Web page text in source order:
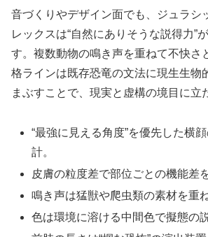
音づくりやデザイン面でも、ジュラシ
レックスは“自然にありそうな説得力”
す。複数動物の鳴き声を重ねて不快さ
格ラインは既存恐竜の文法に現生生物
まぶすことで、現実と虚構の境目に立
“最強に見える角度”を優先した横
計。
皮膚の粒度差で部位ごとの機能差
鳴き声は猛獣や爬虫類の素材を重ね
色は環境に溶ける中間色で擬態の